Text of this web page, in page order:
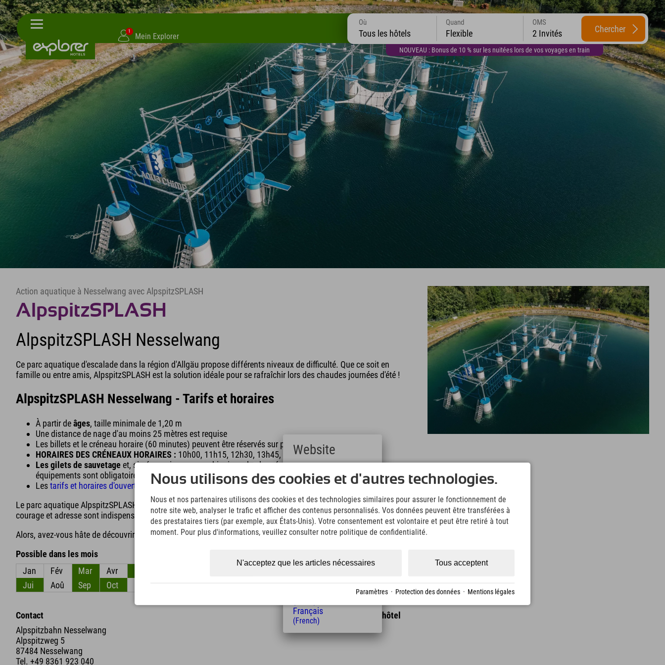
1
Mein Explorer
NOUVEAU : Bonus de 10 % sur les nuitées lors de vos voyages en train
Où
Tous les hôtels
Quand
Flexible
OMS
2 Invités Chercher
Action aquatique à Nesselwang avec AlpspitzSPLASH
AlpspitzSPLASH
AlpspitzSPLASH Nesselwang
Ce parc aquatique d'escalade dans la région d'Allgäu propose différents niveaux de difficulté. Que ce soit en
famille ou entre amis, AlpspitzSPLASH est la solution idéale pour se rafraîchir lors des chaudes journées d'été !
AlpspitzSPLASH Nesselwang - Tarifs et horaires
À partir deâges, taille minimale de 1,20 m
Une distance de nage d'au moins 25 mètres est requise
Les billets et le créneau horaire (60 minutes) peuvent être réservés sur place
HORAIRES DES CRÉNEAUX HORAIRES : 10h00, 11h15, 12h30, 13h45, 15h00, 16h15
Les gilets de sauvetage et, si nécessaire, une combinaison de plongée sont inclus dans le prix. Ces
équipements sont obligatoires !
Lestarifs et horaires d'ouverture
sont disponibles ici
Le parc aquatique AlpspitzSPLASH propose des parcours d'escalade de différents niveaux de difficulté. Force,
courage et adresse sont indispensables.
Alors, avez-vous hâte de découvrir AlpspitzSPLASH ?
Possible dans les mois
Jan
Fév Mar Avr
Jui
Aoû Sep Oct Déc
Contact
Alpspitzbahn Nesselwang
Alpspitzweg 5
87484 Nesselwang
Tel. +49 8361 923 040
Distance de l'hôtel
Nous utilisons des cookies et d'autres technologies.
Nous et nos partenaires utilisons des cookies et des technologies similaires pour assurer le fonctionnement de
notre site web, analyser le trafic et afficher des contenus personnalisés. Vos données peuvent être transférées à
des prestataires tiers (par exemple, aux États-Unis). Votre consentement est volontaire et peut être retiré à tout
moment. Pour plus d'informations, veuillez consulter notre politique de confidentialité.
Tous acceptent
N'acceptez que les articles nécessaires
Paramètres · Protection des données · Mentions légales
Website
Deutsch
(German)
(English)
Italiano
(Italian)
Čeština
(Polish)
(Hungarian)
Français
(French)